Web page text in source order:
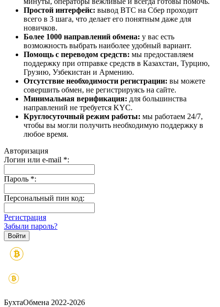
Простой интерфейс: вывод BTC на Сбер проходит
всего в 3 шага, что делает его понятным даже для
новичков.
Более 1000 направлений обмена: у вас есть
возможность выбрать наиболее удобный вариант.
Помощь с переводом средств: мы предоставляем
поддержку при отправке средств в Казахстан, Турцию,
Грузию, Узбекистан и Армению.
Отсутствие необходимости регистрации: вы можете
совершить обмен, не регистрируясь на сайте.
Минимальная верификация: для большинства
направлений не требуется KYC.
Круглосуточный режим работы: мы работаем 24/7,
чтобы вы могли получить необходимую поддержку в
любое время.
Авторизация
Логин или e-mail *:
Пароль *:
Персональный пин код:
Регистрация
Забыли пароль?
БухтаОбмена 2022-2026